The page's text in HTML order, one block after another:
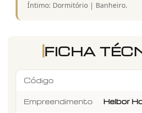
Íntimo: Dormitório | Banheiro.
FICHA
Código
Empreendimento Helbor